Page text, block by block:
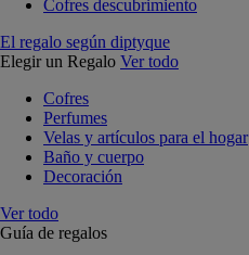
Cofres descubrimiento
El regalo según diptyque
Elegir un Regalo Ver todo
Cofres
Perfumes
Velas y artículos para el hogar
Baño y cuerpo
Decoración
Ver todo
Guía de regalos